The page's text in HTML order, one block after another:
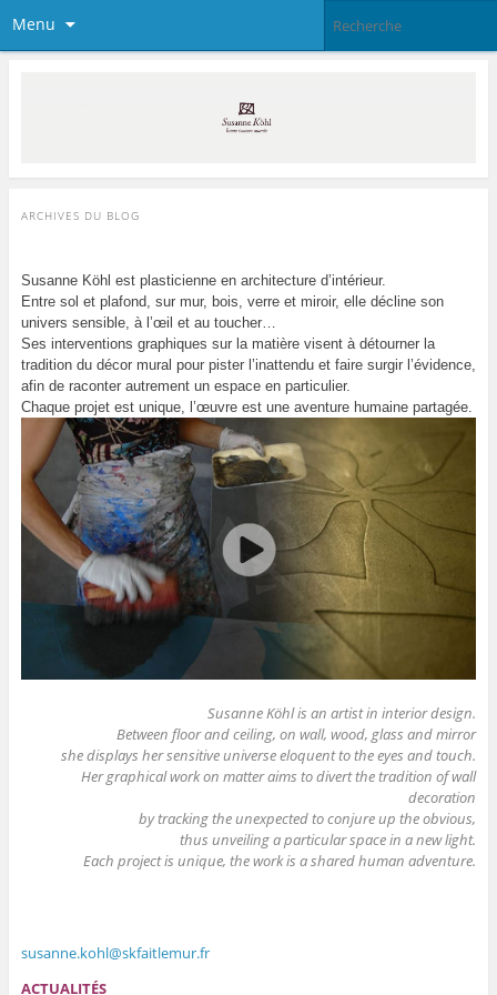
Menu
ARCHIVES DU BLOG
Susanne Köhl est plasticienne en architecture d’intérieur.
Entre sol et plafond, sur mur, bois, verre et miroir, elle décline son
univers sensible, à l’œil et au toucher…
Ses interventions graphiques sur la matière visent à détourner la
tradition du décor mural pour pister l’inattendu et faire surgir l’évidence,
afin de raconter autrement un espace en particulier.
Chaque projet est unique, l’œuvre est une aventure humaine partagée.
Susanne Köhl is an artist in interior design.
Between floor and ceiling, on wall, wood, glass and mirror
she displays her sensitive universe eloquent to the eyes and touch.
Her graphical work on matter aims to divert the tradition of wall
decoration
by tracking the unexpected to conjure up the obvious,
thus unveiling a particular space in a new light.
Each project is unique, the work is a shared human adventure.
susanne.kohl@skfaitlemur.fr
ACTUALITÉS